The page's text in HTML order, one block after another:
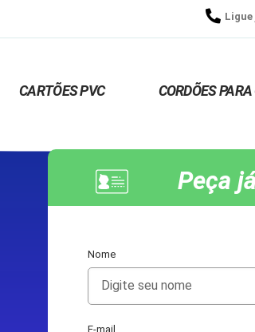
Ligue
CARTÕES PVC CORDÕES
Peça
Nome
E-mail